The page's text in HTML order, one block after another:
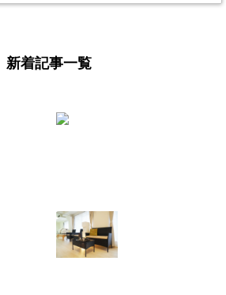
新着記事一覧
身整体ってどう違
うの？
2025.08.11